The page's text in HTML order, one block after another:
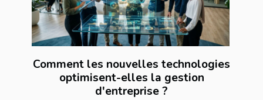
Comment les nouvelles technologies
optimisent-elles la gestion
d'entreprise ?